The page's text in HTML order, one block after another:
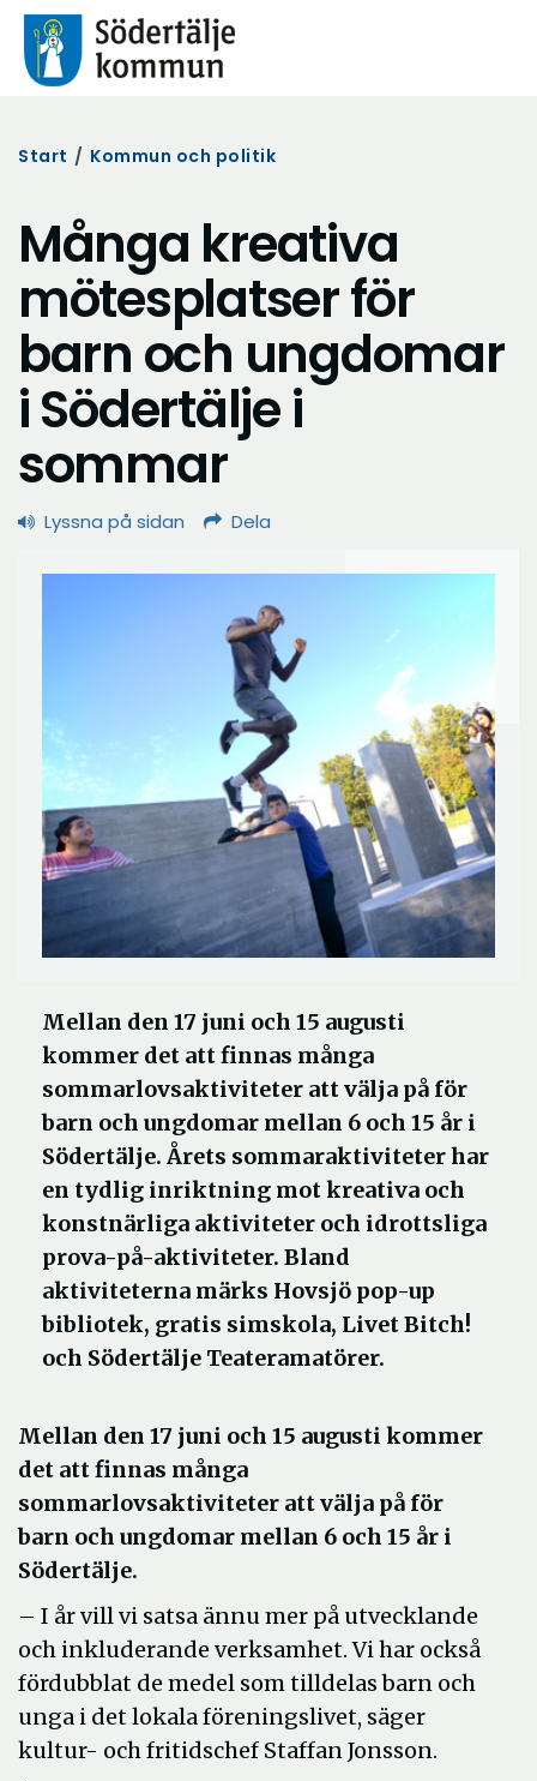
Start / Kommun och politik
Många kreativa
mötesplatser för
barn och ungdomar
i Södertälje i
sommar
Lyssna på sidan Dela
Mellan den 17 juni och 15 augusti
kommer det att finnas många
sommarlovsaktiviteter att välja på för
barn och ungdomar mellan 6 och 15 år i
Södertälje. Årets sommaraktiviteter har
en tydlig inriktning mot kreativa och
konstnärliga aktiviteter och idrottsliga
prova-på-aktiviteter. Bland
aktiviteterna märks Hovsjö pop-up
bibliotek, gratis simskola, Livet Bitch!
och Södertälje Teateramatörer.
Mellan den 17 juni och 15 augusti kommer
det att finnas många
sommarlovsaktiviteter att välja på för
barn och ungdomar mellan 6 och 15 år i
Södertälje.
– I år vill vi satsa ännu mer på utvecklande
och inkluderande verksamhet. Vi har också
fördubblat de medel som tilldelas barn och
unga i det lokala föreningslivet, säger
kultur- och fritidschef Staffan Jonsson.